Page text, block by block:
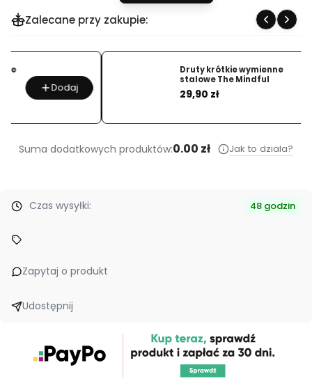
Zalecane przy zakupie:
Druty krótkie wymienne
stalowe The Mindful
Cena
29,90 zł
Suma dodatkowych produktów:0.00 zł Jak to dziala?
Czas wysyłki: 48 godzin
Zapytaj o produkt
Udostępnij